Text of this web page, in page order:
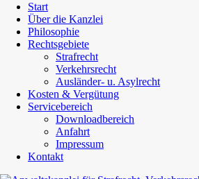
Start
Über die Kanzlei
Philosophie
Rechtsgebiete
Strafrecht
Verkehrsrecht
Ausländer- u. Asylrecht
Kosten & Vergütung
Servicebereich
Downloadbereich
Anfahrt
Impressum
Kontakt